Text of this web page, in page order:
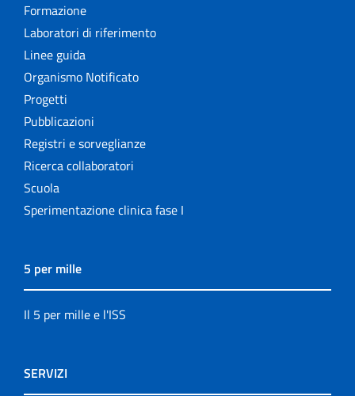
Formazione
Laboratori di riferimento
Linee guida
Organismo Notificato
Progetti
Pubblicazioni
Registri e sorveglianze
Ricerca collaboratori
Scuola
Sperimentazione clinica fase I
5 per mille
Il 5 per mille e l'ISS
SERVIZI